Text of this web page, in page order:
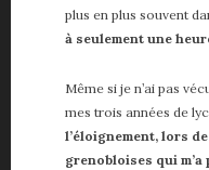
plus en plus souvent
à seulement une
Même si je n’ai pas
mes trois années de
l’éloignement, lors
grenobloises qui m’a
A propos
About me
Partenaires